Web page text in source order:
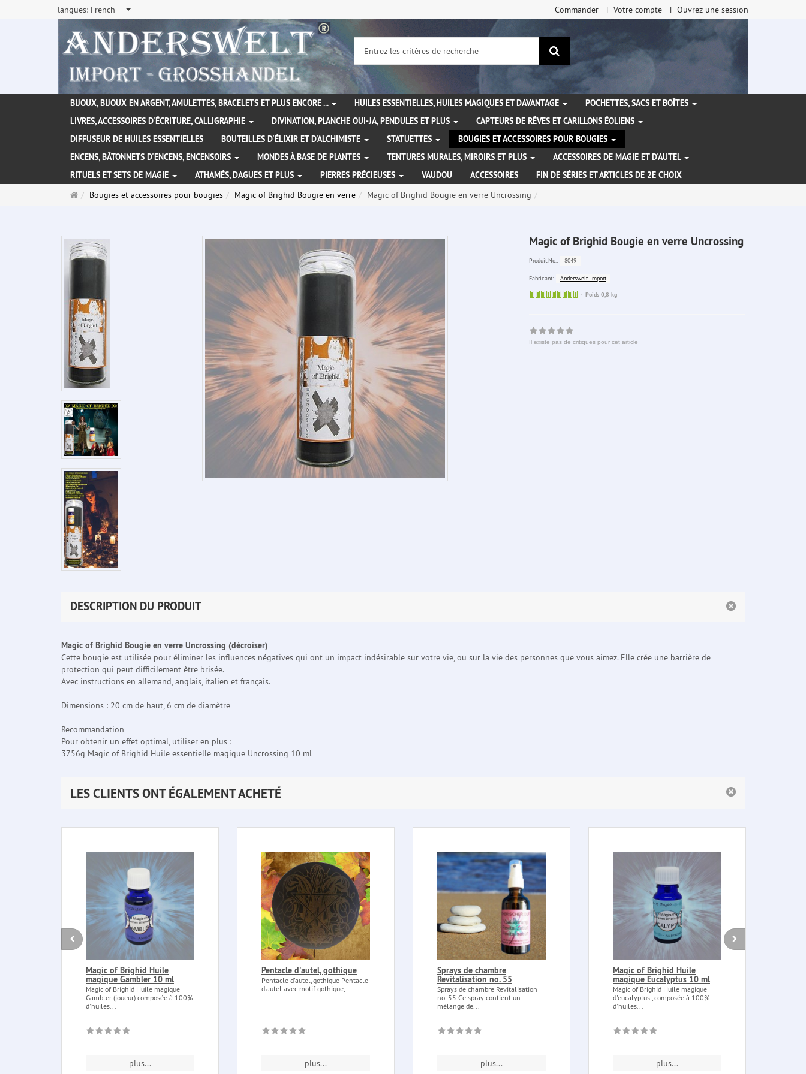
langues: French Commander Votre compte Ouvrez une session
Rechercher
BIJOUX, BIJOUX EN ARGENT, AMULETTES, BRACELETS ET PLUS ENCORE ... HUILES ESSENTIELLES, HUILES MAGIQUES ET DAVANTAGE
POCHETTES, SACS ET BOÎTES
LIVRES, ACCESSOIRES D'ÉCRITURE, CALLIGRAPHIE
DIVINATION, PLANCHE OUI-JA, PENDULES ET PLUS
CAPTEURS DE RÊVES ET CARILLONS ÉOLIENS
DIFFUSEUR DE HUILES ESSENTIELLES
BOUTEILLES D'ÉLIXIR ET D'ALCHIMISTE STATUETTES
BOUGIES ET ACCESSOIRES POUR BOUGIES
ENCENS, BÂTONNETS D'ENCENS, ENCENSOIRS
MONDES À BASE DE PLANTES TENTURES MURALES, MIROIRS ET PLUS
ACCESSOIRES DE MAGIE ET D'AUTEL
RITUELS ET SETS DE MAGIE
ATHAMÉS, DAGUES ET PLUS PIERRES PRÉCIEUSES VAUDOU ACCESSOIRES
FIN DE SÉRIES ET ARTICLES DE 2E CHOIX
PageBougies et accessoires pour bougies Magic of Brighid Bougie en verre Magic of Brighid Bougie en verre Uncrossing
Magic of Brighid Bougie en verre Uncrossing
Produit.No.: 8049
Fabricant:
Anderswelt-Import
Sofort
Poids 0,8 kg
Il existe pas de critiques pour cet article
DESCRIPTION DU PRODUIT
Magic of Brighid Bougie en verre Uncrossing (décroiser)
Cette bougie est utilisée pour éliminer les influences négatives qui ont un impact indésirable sur votre vie, ou sur la vie des personnes que vous aimez. Elle crée une barrière de
protection qui peut difficilement être brisée.
Avec instructions en allemand, anglais, italien et français.
Dimensions : 20 cm de haut, 6 cm de diamètre
Recommandation
Pour obtenir un effet optimal, utiliser en plus :
3756g Magic of Brighid Huile essentielle magique Uncrossing 10 ml
LES CLIENTS ONT ÉGALEMENT ACHETÉ
Magic of Brighid Huile
magique Gambler 10 ml
Magic of Brighid Huile magique
Gambler (joueur) composée à 100%
d'huiles...
plus...
Pentacle d'autel, gothique
Pentacle d'autel, gothique Pentacle
d'autel avec motif gothique,...
plus...
Sprays de chambre
Revitalisation no. 55
Sprays de chambre Revitalisation
no. 55 Ce spray contient un
mélange de...
plus...
Magic of Brighid Huile
magique Eucalyptus 10 ml
Magic of Brighid Huile magique
d'eucalyptus , composée à 100%
d'huiles...
plus...